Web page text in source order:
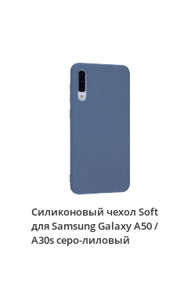
Силиконовый чехол Soft
для Samsung Galaxy A50 /
A30s серо-лиловый